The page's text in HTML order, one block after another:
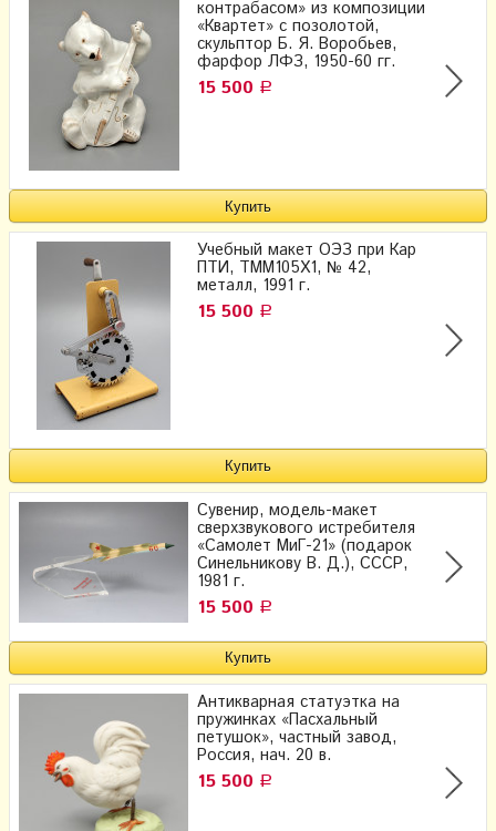
контрабасом» из композиции
«Квартет» с позолотой,
скульптор Б. Я. Воробьев,
фарфор ЛФЗ, 1950-60 гг.
15 500 Р
Учебный макет ОЭЗ при Кар
ПТИ, ТММ105Х1, № 42,
металл, 1991 г.
15 500 Р
Сувенир, модель-макет
сверхзвукового истребителя
«Самолет МиГ-21» (подарок
Синельникову В. Д.), СССР,
1981 г.
15 500 Р
Антикварная статуэтка на
пружинках «Пасхальный
петушок», частный завод,
Россия, нач. 20 в.
15 500 Р